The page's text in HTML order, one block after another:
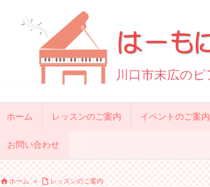
ホーム レッスンのご案内 イベントのご案内
お問い合わせ
ホーム >  レッスンのご案内